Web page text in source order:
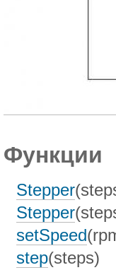
Функции
Stepper
Stepper
setSpeed
step(steps)